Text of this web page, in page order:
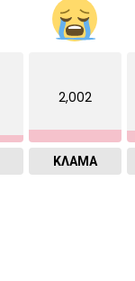
2,002
ΚΛΑΜΑ